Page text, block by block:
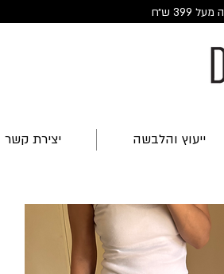
ש״ח
ייעוץ והלבשה יצירת קשר